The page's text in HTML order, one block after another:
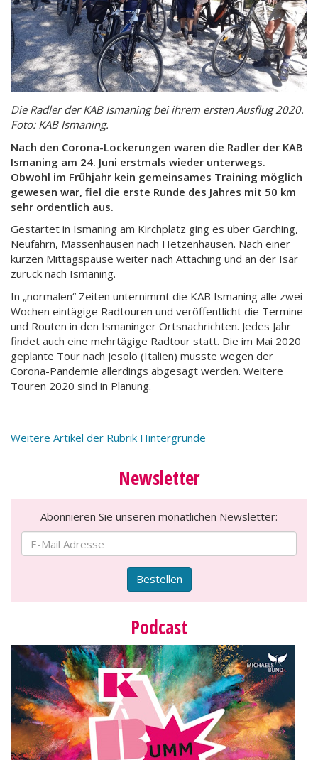
Die Radler der KAB Ismaning bei ihrem ersten Ausflug 2020.
Foto: KAB Ismaning.
Nach den Corona-Lockerungen waren die Radler der KAB
Ismaning am 24. Juni erstmals wieder unterwegs.
Obwohl im Frühjahr kein gemeinsames Training möglich
gewesen war, fiel die erste Runde des Jahres mit 50 km
sehr ordentlich aus.
Gestartet in Ismaning am Kirchplatz ging es über Garching,
Neufahrn, Massenhausen nach Hetzenhausen. Nach einer
kurzen Mittagspause weiter nach Attaching und an der Isar
zurück nach Ismaning.
In „normalen“ Zeiten unternimmt die KAB Ismaning alle zwei
Wochen eintägige Radtouren und veröffentlicht die Termine
und Routen in den Ismaninger Ortsnachrichten. Jedes Jahr
findet auch eine mehrtägige Radtour statt. Die im Mai 2020
geplante Tour nach Jesolo (Italien) musste wegen der
Corona-Pandemie allerdings abgesagt werden. Weitere
Touren 2020 sind in Planung.
Weitere Artikel der Rubrik Hintergründe
Newsletter
Abonnieren Sie unseren monatlichen Newsletter:
Bestellen
Podcast